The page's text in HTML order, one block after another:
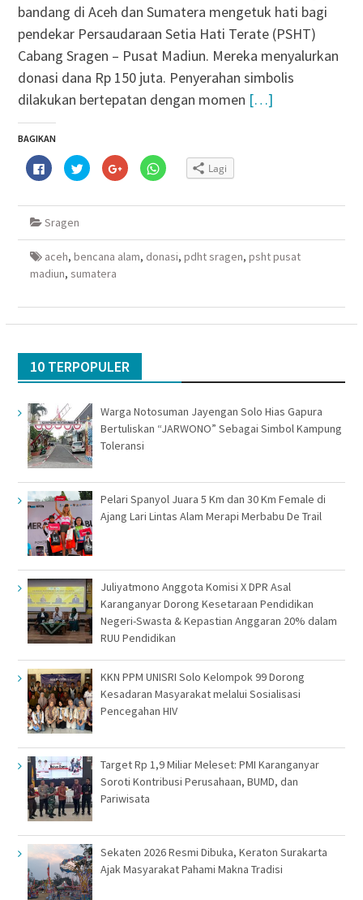
bandang di Aceh dan Sumatera mengetuk hati bagi
pendekar Persaudaraan Setia Hati Terate (PSHT)
Cabang Sragen – Pusat Madiun. Mereka menyalurkan
donasi dana Rp 150 juta. Penyerahan simbolis
dilakukan bertepatan dengan momen […]
BAGIKAN
Klik
untuk
membagikan
Facebook(Membuka
jendela
yang
baru)
Klik
untuk
berbagi
Twitter(Membuka
baru)
Klik
untuk
berbagi
Google+
yang
baru)
Klik
untuk
WhatsApp(Membuka
baru)
Lagi
Sragen
aceh, bencana alam, donasi, pdht sragen, psht pusat
madiun, sumatera
10 TERPOPULER
Warga Notosuman Jayengan Solo Hias Gapura
Bertuliskan “JARWONO” Sebagai Simbol Kampung
Toleransi
Pelari Spanyol Juara 5 Km dan 30 Km Female di
Ajang Lari Lintas Alam Merapi Merbabu De Trail
Juliyatmono Anggota Komisi X DPR Asal
Karanganyar Dorong Kesetaraan Pendidikan
Negeri-Swasta & Kepastian Anggaran 20% dalam
RUU Pendidikan
KKN PPM UNISRI Solo Kelompok 99 Dorong
Kesadaran Masyarakat melalui Sosialisasi
Pencegahan HIV
Target Rp 1,9 Miliar Meleset: PMI Karanganyar
Soroti Kontribusi Perusahaan, BUMD, dan
Pariwisata
Sekaten 2026 Resmi Dibuka, Keraton Surakarta
Ajak Masyarakat Pahami Makna Tradisi